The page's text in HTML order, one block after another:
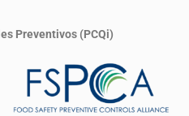
Preventivos (PCQi)